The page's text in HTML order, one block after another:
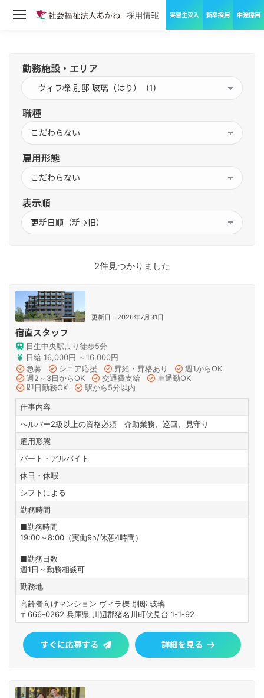
実習生受入 新卒採用 中途採用
勤務施設・エリア
職種
雇用形態
表示順
2件見つかりました
更新日：2026年7月31日
宿直スタッフ
日生中央駅より徒歩5分
日給 16,000円 ～16,000円
急募
シニア応援 昇給・昇格あり
週1からOK
週2～3日からOK
交通費支給
車通勤OK
即日勤務OK
駅から5分以内
仕事内容
ヘルパー2級以上の資格必須 介助業務、巡回、見守り
雇用形態
パート・アルバイト
休日・休暇
シフトによる
勤務時間
■勤務時間
19:00～8:00（実働9h/休憩4時間）
■勤務日数
週1日～勤務相談可
勤務地
高齢者向けマンション ヴィラ櫟 別邸 玻璃
〒666-0262 兵庫県 川辺郡猪名川町伏見台 1-1-92
すぐに応募する 詳細を見る